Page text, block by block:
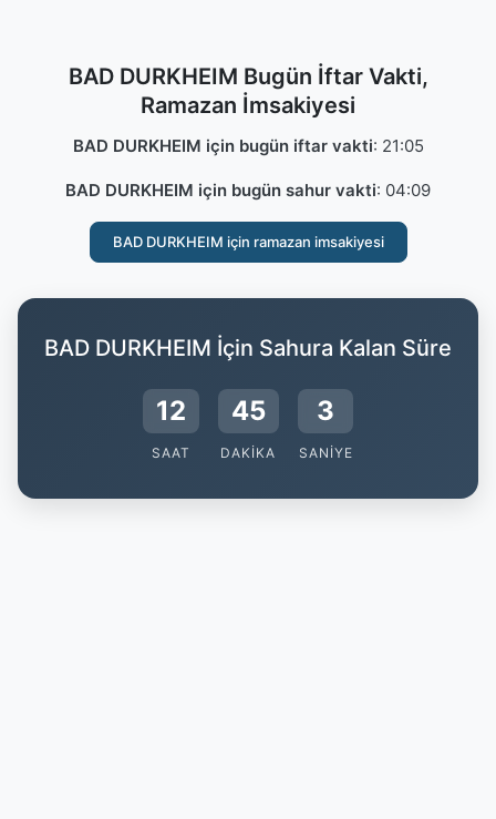
BAD DURKHEIM Bugün İftar Vakti,
Ramazan İmsakiyesi
BAD DURKHEIM için bugün iftar vakti: 21:05
BAD DURKHEIM için bugün sahur vakti: 04:09
BAD DURKHEIM için ramazan imsakiyesi
BAD DURKHEIM İçin Sahura Kalan Süre
12
SAAT
45
DAKIKA
3
SANIYE